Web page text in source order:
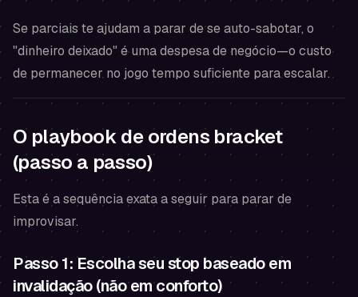
Se parciais te ajudam a parar de se auto-sabotar, o
"dinheiro deixado" é uma despesa de negócio—o custo
de permanecer no jogo tempo suficiente para escalar.
O playbook de ordens bracket
(passo a passo)
Esta é a sequência exata a seguir para parar de
improvisar.
Passo 1: Escolha seu stop baseado em
invalidação (não em conforto)